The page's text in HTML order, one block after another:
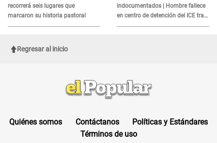
recorrerá seis lugares que
marcaron su historia pastoral
indocumentados | Hombre fallece
en centro de detención del ICE tras
sufrir una "emergencia médica"
Regresar al inicio
Quiénes somos Contáctanos
Políticas y Estándares
Términos de uso